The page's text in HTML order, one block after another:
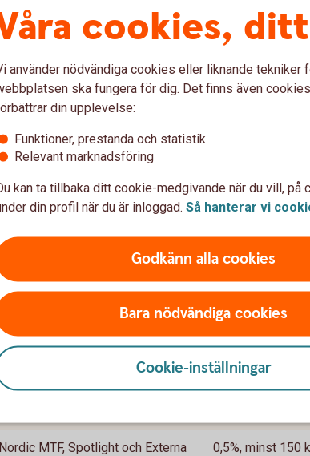
Minst 59 kr eller
0,75% (min 1
Minst 150 kr
andra courtage och avgifter. Se "Optioner
Tillbaka
personlig mäklare
MTF, Spotlight och Externa
0,5%, minst 150
cookies,
använder nödvändiga cookies eller liknande tekniker
ska fungera för dig. Det finns även
din upplevelse:
Funktioner, prestanda och statistik
Relevant marknadsföring
kan ta tillbaka ditt cookie-medgivande när du vill, på
din profil när du är inloggad. Så hanterar vi
Godkänn alla cookies
Bara nödvändiga cookies
Cookie-inställningar